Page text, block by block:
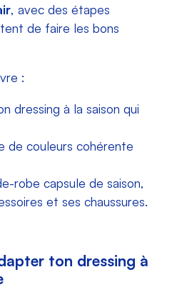
, avec des étapes
de faire les bons
:
dressing à la saison qui
de couleurs cohérente
robe capsule de saison,
et ses chaussures.
ton dressing à